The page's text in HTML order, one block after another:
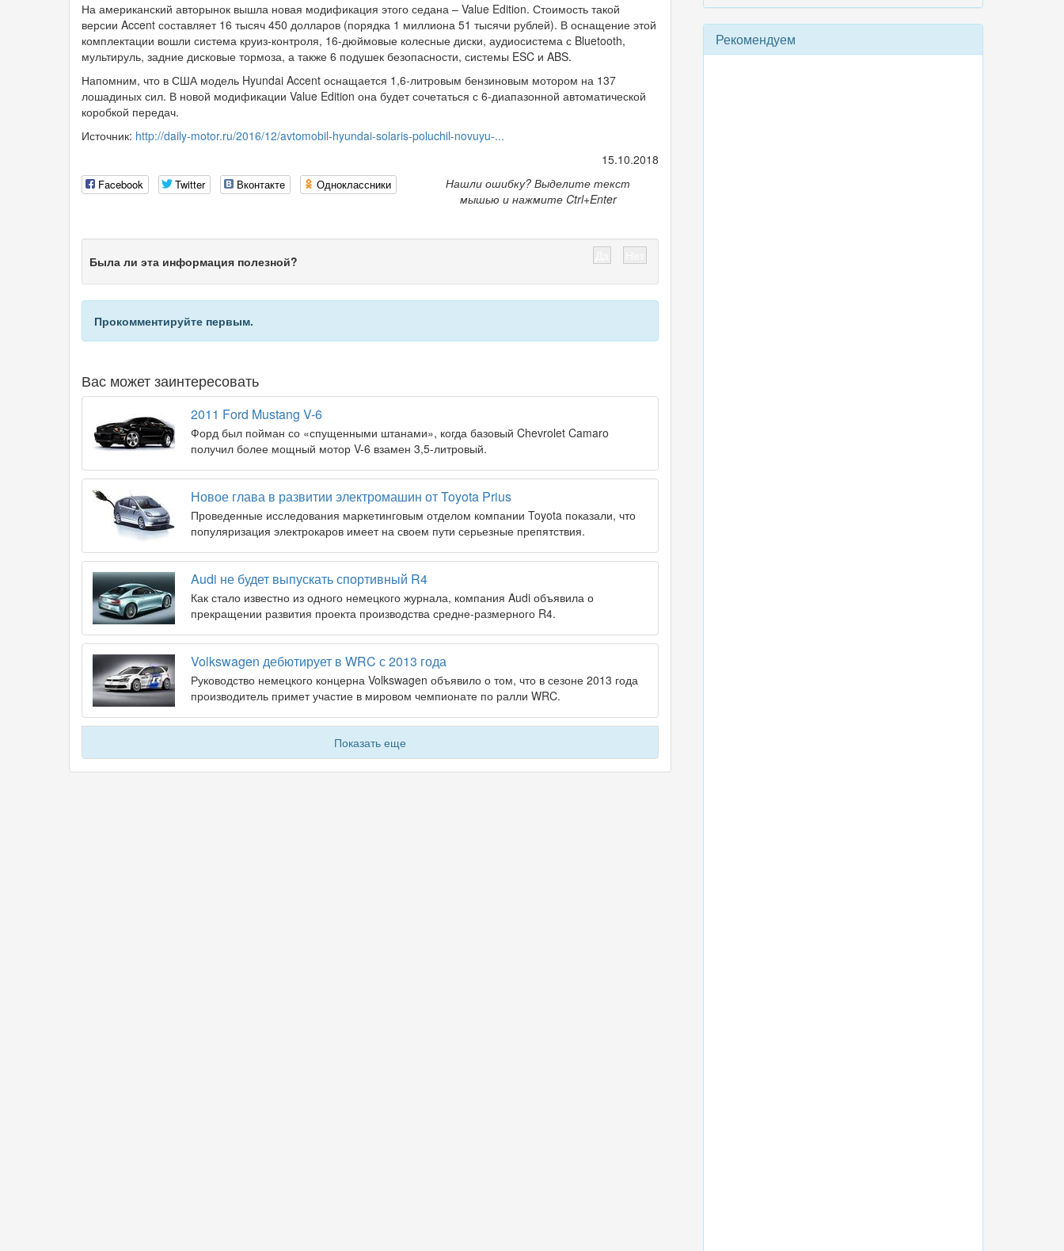
На американский авторынок вышла новая модификация этого седана – Value Edition. Стоимость такой
версии Accent составляет 16 тысяч 450 долларов (порядка 1 миллиона 51 тысячи рублей). В оснащение этой
комплектации вошли система круиз-контроля, 16-дюймовые колесные диски, аудиосистема с Bluetooth,
мультируль, задние дисковые тормоза, а также 6 подушек безопасности, системы ESC и ABS.
Напомним, что в США модель Hyundai Accent оснащается 1,6-литровым бензиновым мотором на 137
лошадиных сил. В новой модификации Value Edition она будет сочетаться с 6-диапазонной автоматической
коробкой передач.
Источник: http://daily-motor.ru/2016/12/avtomobil-hyundai-solaris-poluchil-novuyu-...
15.10.2018
Facebook Twitter Вконтакте Одноклассники
Нашли ошибку? Выделите текст
мышью и нажмите Ctrl+Enter
Была ли эта информация полезной?
Прокомментируйте первым.
Вас может заинтересовать
2011 Ford Mustang V-6
Форд был пойман со «спущенными штанами», когда базовый Chevrolet Camaro
получил более мощный мотор V-6 взамен 3,5-литровый.
Новое глава в развитии электромашин от Toyota Prius
Проведенные исследования маркетинговым отделом компании Toyota показали, что
популяризация электрокаров имеет на своем пути серьезные препятствия.
Audi не будет выпускать спортивный R4
Как стало известно из одного немецкого журнала, компания Audi объявила о
прекращении развития проекта производства средне-размерного R4.
Volkswagen дебютирует в WRC с 2013 года
Руководство немецкого концерна Volkswagen объявило о том, что в сезоне 2013 года
производитель примет участие в мировом чемпионате по ралли WRC.
Показать еще
Рекомендуем